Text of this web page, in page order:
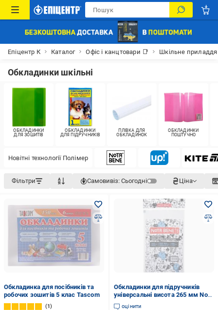
Епіцентр К Каталог Офіс і канцтовари 📑 Шкільне приладдя
Обкладинки шкільні
ОБКЛАДИНКИ
ДЛЯ ЗОШИТІВ
ОБКЛАДИНКИ
ДЛЯ ПІДРУЧНИКІВ
ПЛІВКА ДЛЯ
ОБКЛАДИНОК
ОБКЛАДИНКИ
ПОШТУЧНО
Новітні технології Полімер
Фільтри Самовивіз: Сьогодні Ціна
Обкладинка для посібників та
робочих зошитів 5 клас Tascom
1
Обкладинки для підручників
універсальні висота 265 мм Nota
Bene
оцінити